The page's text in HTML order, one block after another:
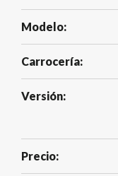
Modelo:
Carrocería:
Versión:
Precio: